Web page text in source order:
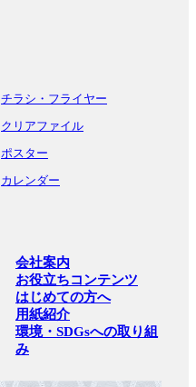
チラシ・フライヤー
クリアファイル
ポスター
カレンダー
会社案内
お役立ちコンテンツ
はじめての方へ
用紙紹介
環境・SDGsへの取り組
み